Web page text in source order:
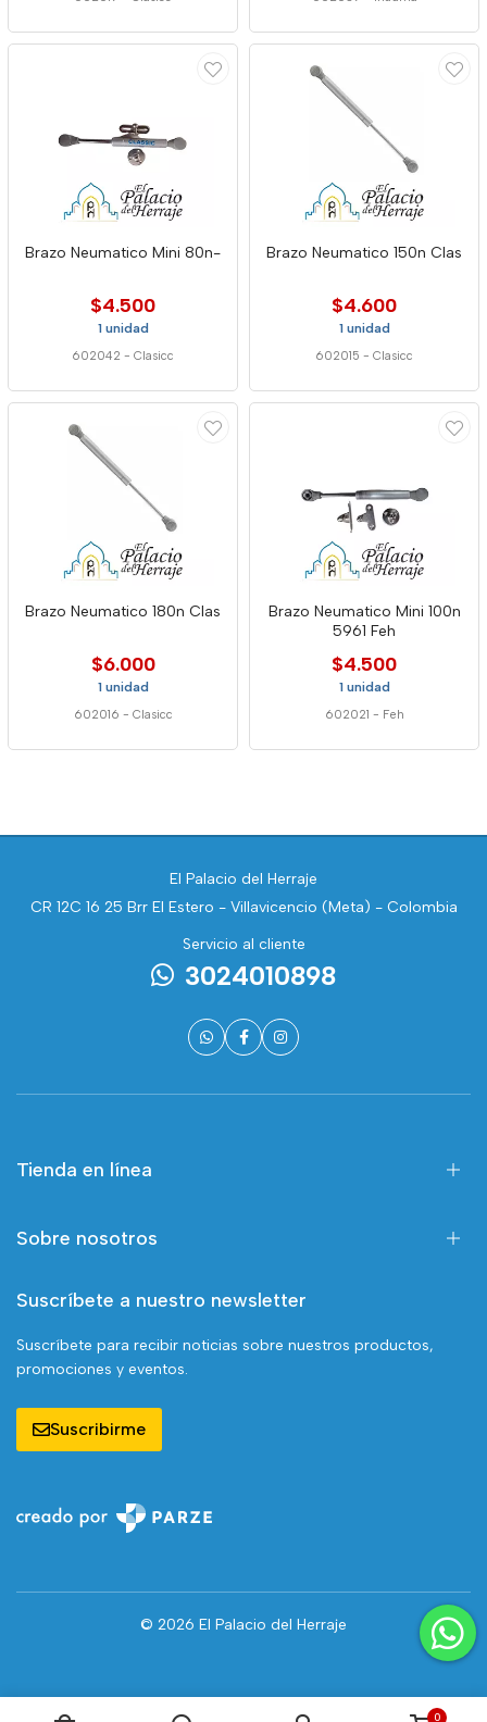
Brazo Neumatico Mini 80n-
$4.500
1 unidad
602042 - Clasicc
Brazo Neumatico 150n Clas
$4.600
1 unidad
602015 - Clasicc
Brazo Neumatico 180n Clas
$6.000
1 unidad
602016 - Clasicc
Brazo Neumatico Mini 100n
5961 Feh
$4.500
1 unidad
602021 - Feh
El Palacio del Herraje
CR 12C 16 25 Brr El Estero - Villavicencio (Meta) - Colombia
Servicio al cliente
3024010898
Tienda en línea
Sobre nosotros
Suscríbete a nuestro newsletter
Suscríbete para recibir noticias sobre nuestros productos,
promociones y eventos.
Suscribirme
© 2026 El Palacio del Herraje
0